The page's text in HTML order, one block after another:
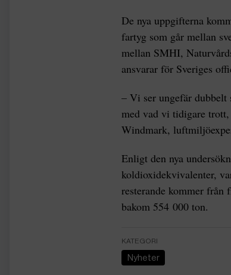
De nya uppgifterna
fartyg som går mellan
mellan SMHI,
ansvarar för Sveriges
– Vi ser ungefär
med vad vi tidigare
Windmark,
Enligt den nya
koldioxidekvivalenter,
resterande kommer
bakom 554 000 ton.
KATEGORI
Nyheter